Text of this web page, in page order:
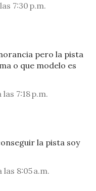
7:30 p.m.
pero la pista
o que modelo es
7:18 p.m.
la pista soy
8:05 a.m.